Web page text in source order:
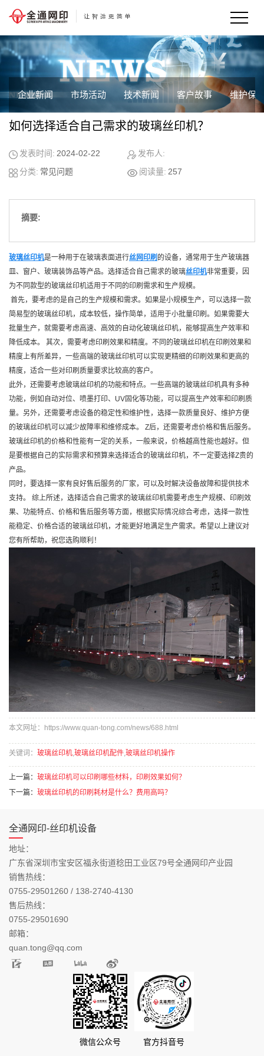
企业新闻 市场活动 技术新闻 客户故事 维护保
如何选择适合自己需求的玻璃丝印机？
发表时间: 2024-02-22
发布人:
分类: 常见问题 阅读量: 257
摘要:
玻璃丝印机是一种用于在玻璃表面进行丝网印刷 的设备，通常用于生产玻璃器
皿、窗户、玻璃装饰品等产品。选择适合自己需求的玻璃丝印机非常重要，因
为不同款型的玻璃丝印机适用于不同的印刷需求和生产规模。
首先，要考虑的是自己的生产规模和需求。如果是小规模生产，可以选择一款
简易型的玻璃丝印机，成本较低，操作简单，适用于小批量印刷。如果需要大
批量生产，就需要考虑高速、高效的自动化玻璃丝印机，能够提高生产效率和
降低成本。 其次，需要考虑印刷效果和精度。不同的玻璃丝印机在印刷效果和
精度上有所差异，一些高端的玻璃丝印机可以实现更精细的印刷效果和更高的
精度，适合一些对印刷质量要求比较高的客户。
此外，还需要考虑玻璃丝印机的功能和特点。一些高端的玻璃丝印机具有多种
功能，例如自动对位、喷墨打印、UV固化等功能，可以提高生产效率和印刷质
量。另外，还需要考虑设备的稳定性和维护性，选择一款质量良好、维护方便
的玻璃丝印机可以减少故障率和维修成本。 Z后，还需要考虑价格和售后服务。
玻璃丝印机的价格和性能有一定的关系，一般来说，价格越高性能也越好。但
是要根据自己的实际需求和预算来选择适合的玻璃丝印机，不一定要选择Z贵的
产品。
同时，要选择一家有良好售后服务的厂家，可以及时解决设备故障和提供技术
支持。 综上所述，选择适合自己需求的玻璃丝印机需要考虑生产规模、印刷效
果、功能特点、价格和售后服务等方面，根据实际情况综合考虑，选择一款性
能稳定、价格合适的玻璃丝印机，才能更好地满足生产需求。希望以上建议对
您有所帮助，祝您选购顺利！
本文网址：https://www.quan-tong.com/news/688.html
关键词： 玻璃丝印机 玻璃丝印机配件 玻璃丝印机操作
上一篇： 玻璃丝印机可以印刷哪些材料，印刷效果如何？
下一篇： 玻璃丝印机的印刷耗材是什么？费用高吗？
全通网印-丝印机设备
地址：
广东省深圳市宝安区福永街道稔田工业区79号全通网印产业园
销售热线：
0755-29501260 / 138-2740-4130
售后热线：
0755-29501690
邮箱：
quan.tong@qq.com
微信公众号 官方抖音号